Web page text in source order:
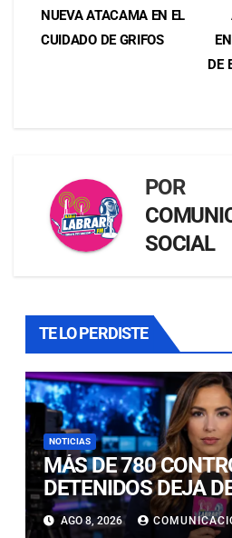
DE
NUEVA ATACAMA EN EL
CUIDADO DE GRIFOS
POR
SOCIAL
TE LO PERDISTE
NOTICIAS
MÁS DE 780
DETENIDOS DEJA
POLICIAL EN
AGO 8, 2026